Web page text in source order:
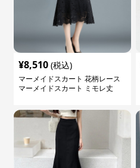
¥8,510 (税込)
マーメイドスカート 花柄レース
マーメイドスカート ミモレ丈